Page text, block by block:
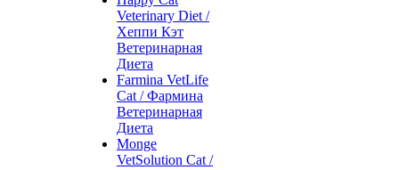
Veterinary Diet /
Хеппи Кэт
Ветеринарная
Диета
Farmina VetLife
Cat / Фармина
Ветеринарная
Диета
Monge
VetSolution Cat /